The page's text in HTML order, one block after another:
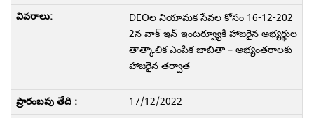
DEOల నియామక సేవల కోసం 16-12-202
2న వాక్-ఇన్-ఇంటర్వ్యూకి హాజరైన అభ్యర్థుల
తాత్కాలిక ఎంపిక జాబితా – అభ్యంతరాలకు
హాజరైన తర్వాత
17/12/2022